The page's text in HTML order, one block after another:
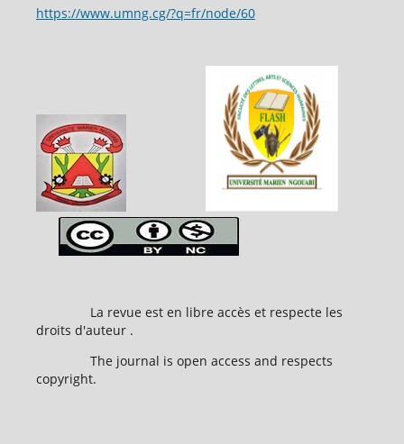
https://www.umng.cg/?q=fr/node/60
La revue est en libre accès et respecte les
droits d'auteur .
The journal is open access and respects
copyright.